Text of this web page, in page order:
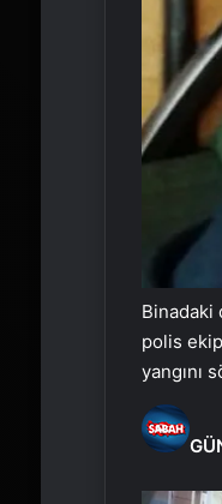
Binadaki
polis
yangını